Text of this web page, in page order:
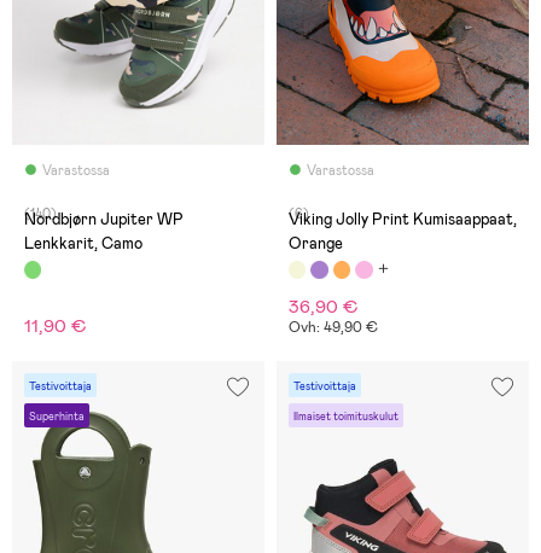
Varastossa
(140)
Nordbjørn Jupiter WP
Lenkkarit, Camo
11,90 €
Varastossa
(6)
Viking Jolly Print Kumisaappaat,
Orange
36,90 €
Ovh: 49,90 €
Testivoittaja
Superhinta
Testivoittaja
Ilmaiset toimituskulut